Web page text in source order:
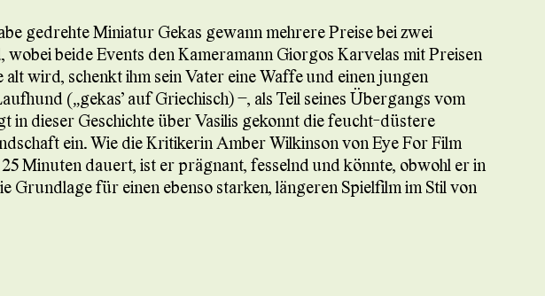
gedrehte Miniatur Gekas gewann mehrere Preise bei zwei
beide Events den Kameramann Giorgos Karvelas mit Preisen
alt wird, schenkt ihm sein Vater eine Waffe und einen jungen
(„gekas” auf Griechisch) –, als Teil seines Übergangs vom
in dieser Geschichte über Vasilis gekonnt die feucht-düstere
ein. Wie die Kritikerin Amber Wilkinson von Eye For Film
Minuten dauert, ist er prägnant, fesselnd und könnte, obwohl er in
Grundlage für einen ebenso starken, längeren Spielfilm im Stil von